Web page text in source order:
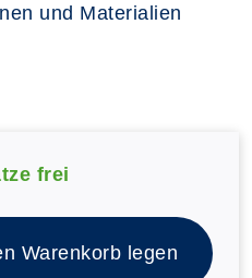
und Materialien
frei
Warenkorb legen